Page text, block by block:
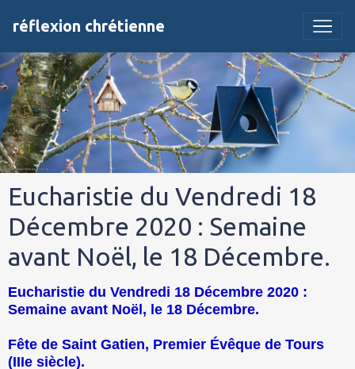
réflexion chrétienne
Eucharistie du Vendredi 18
Décembre 2020 : Semaine
avant Noël, le 18 Décembre.
Eucharistie du Vendredi 18 Décembre 2020 :
Semaine avant Noël, le 18 Décembre.
Fête de Saint Gatien, Premier Évêque de Tours
(IIIe siècle).